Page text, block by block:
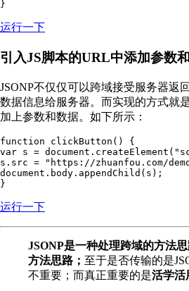
运行一下
引入JS脚本的URL中添加参数
JSONP不仅仅可以跨域接受服务器返
数据信息给服务器。而实现的方式就
加上参数和数据。如下所示：
function clickButton() {
var s =
s.src = "https://zhuanfou.com/
document.body.appendChild(s);
运行一下
JSONP是一种处理跨域的方法
方法思路； 至于是否传输的是
不重要；而真正重要的是活学活